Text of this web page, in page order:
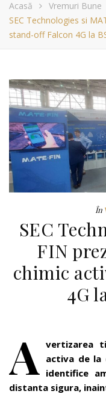
Acasă
Vremuri Bune
SEC Technologies si
stand-off Falcon 4G la
În
SEC
FIN
chimic
4G
A vertizarea
activa de
identifice
distanta sigura,